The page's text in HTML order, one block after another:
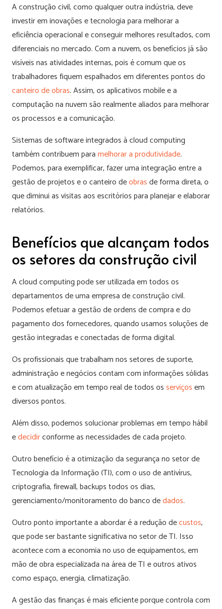
A construção civil, como qualquer outra indústria, deve
investir em inovações e tecnologia para melhorar a
eficiência operacional e conseguir melhores resultados, com
diferenciais no mercado. Com a nuvem, os benefícios já são
visíveis nas atividades internas, pois é comum que os
trabalhadores fiquem espalhados em diferentes pontos do
canteiro de obras. Assim, os aplicativos mobile e a
computação na nuvem são realmente aliados para melhorar
os processos e a comunicação.
Sistemas de software integrados à cloud computing
também contribuem paramelhorar a produtividade.
Podemos, para exemplificar, fazer uma integração entre a
gestão de projetos e o canteiro deobrasde forma direta, o
que diminui as visitas aos escritórios para planejar e elaborar
relatórios.
Benefícios que alcançam todos
os setores da construção civil
A cloud computing pode ser utilizada em todos os
departamentos de uma empresa de construção civil.
Podemos efetuar a gestão de ordens de compra e do
pagamento dos fornecedores, quando usamos soluções de
gestão integradas e conectadas de forma digital.
Os profissionais que trabalham nos setores de suporte,
administração e negócios contam com informações sólidas
e com atualização em tempo real de todos osserviçosem
diversos pontos.
Além disso, podemos solucionar problemas em tempo hábil
edecidirconforme as necessidades de cada projeto.
Outro benefício é a otimização da segurança no setor de
Tecnologia da Informação (TI), com o uso de antivírus,
criptografia, firewall, backups todos os dias,
gerenciamento/monitoramento do banco dedados.
Outro ponto importante a abordar é a redução decustos,
que pode ser bastante significativa no setor de TI. Isso
acontece com a economia no uso de equipamentos, em
mão de obra especializada na área de TI e outros ativos
como espaço, energia, climatização.
A gestão das finanças é mais eficiente porque controla com